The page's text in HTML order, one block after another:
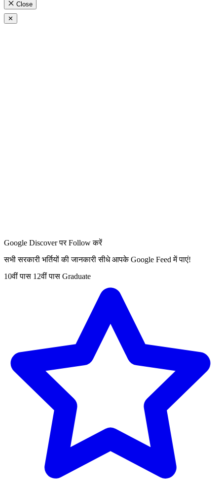
Close
✕
Google Discover पर Follow करें
सभी सरकारी भर्तियों की जानकारी सीधे आपके Google Feed में पाएं!
10वीं पास 12वीं पास Graduate